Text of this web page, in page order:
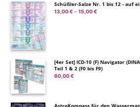
Schüßler-Salze Nr. 1 bis 12 - auf
13,00€ – 15,00€Preisspanne:
[4er Set] ICD-10 (F) Navigator
Teil 1 & 2 (F0 bis F9)
60,00€
AstroKompass für den